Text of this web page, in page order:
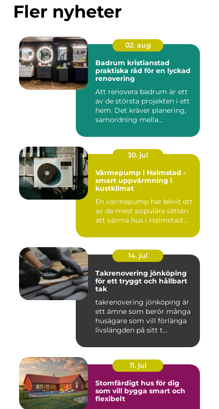
Fler nyheter
02. aug
Badrum kristianstad
praktiska råd för en lyckad
renovering
Att renovera badrum är ett
av de största projekten i ett
hem. Det kräver planering,
samordning mella...
30. jul
Värmepump i Halmstad -
smart uppvärmning i
kustklimat
En värmepump har blivit ett
av de mest populära sätten
att värma hus i Halmstad....
14. jul
Takrenovering jönköping
för ett tryggt och hållbart
tak
takrenovering jönköping är
ett ämne som berör många
husägare som vill förlänga
livslängden på sitt t...
11. jul
Stomfärdigt hus för dig
som vill bygga smart och
flexibelt